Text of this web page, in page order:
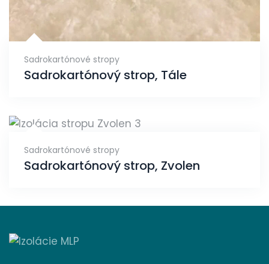
Sadrokartónové stropy
Sadrokartónový strop, Tále
Sadrokartónové stropy
Sadrokartónový strop, Zvolen